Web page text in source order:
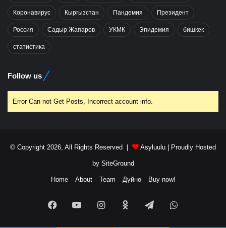
Коронавирус Кыргызстан Пандемия Президент
Россия Садыр Жапаров УКМК Эпидемия бишкек
статистика
Follow us
Error Can not Get Posts, Incorrect account info.
© Copyright 2026, All Rights Reserved | Asyluulu | Proudly Hosted
by SiteGround
Home About Team Дүйнө Buy now!
FacebookYouTubeInstagramOdnoklassniki
TelegramWhatsApp